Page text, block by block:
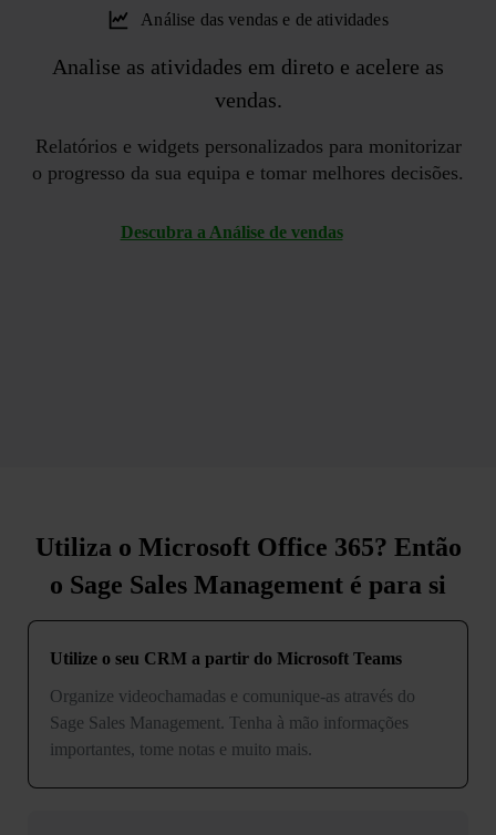
Análise das vendas e de atividades
Analise as atividades em direto e acelere as
vendas.
Relatórios e widgets personalizados para monitorizar
o progresso da sua equipa e tomar melhores decisões.
Descubra a Análise de vendas
Utiliza o Microsoft Office 365? Então
o Sage Sales Management é para si
Utilize o seu CRM a partir do Microsoft Teams
Organize videochamadas e comunique-as através do
Sage Sales Management. Tenha à mão informações
importantes, tome notas e muito mais.